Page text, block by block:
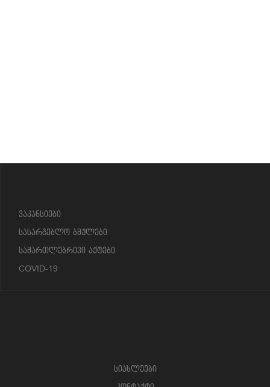
ვაკანსიები
სასარგებლო ბმულები
სამართლებრივი აქტები
COVID-19
სიახლეები